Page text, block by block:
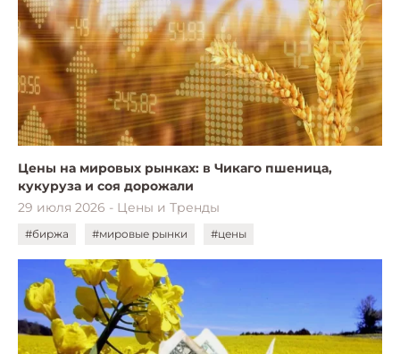
Цены на мировых рынках: в Чикаго пшеница,
кукуруза и соя дорожали
29 июля 2026 - Цены и Тренды
#биржа #мировые рынки #цены